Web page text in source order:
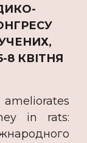
8 КВІТНЯ
in rats: